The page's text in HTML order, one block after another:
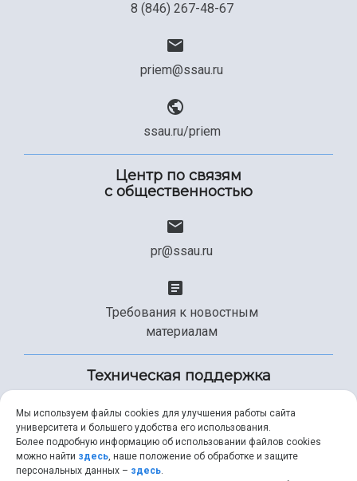
8 (846) 267-48-67
priem@ssau.ru
ssau.ru/priem
Центр по связям
с общественностью
pr@ssau.ru
Требования к новостным
материалам
Техническая поддержка
+7 (846) 267-49-99
Мы используем файлы cookies для улучшения работы сайта
университета и большего удобства его использования.
Более подробную информацию об использовании файлов cookies
можно найти здесь, наше положение об обработке и защите
персональных данных – здесь.